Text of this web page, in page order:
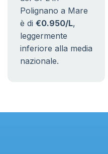
Polignano a Mare
è di €0.950/L,
leggermente
inferiore alla media
nazionale.